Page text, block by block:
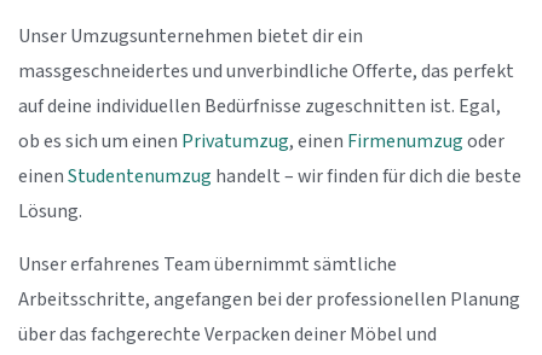
Unser Umzugsunternehmen bietet dir ein
massgeschneidertes und unverbindliche Offerte, das perfekt
auf deine individuellen Bedürfnisse zugeschnitten ist. Egal,
ob es sich um einen Privatumzug, einen Firmenumzugoder
einenStudentenumzug handelt – wir finden für dich die beste
Lösung.
Unser erfahrenes Team übernimmt sämtliche
Arbeitsschritte, angefangen bei der professionellen Planung
über das fachgerechte Verpacken deiner Möbel und